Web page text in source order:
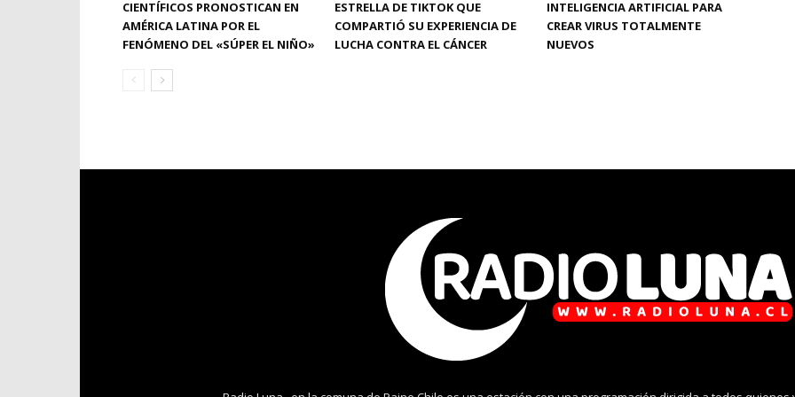
CIENTÍFICOS PRONOSTICAN EN
AMÉRICA LATINA POR EL
FENÓMENO DEL «SÚPER EL NIÑO»
ESTRELLA DE TIKTOK QUE
COMPARTIÓ SU EXPERIENCIA DE
LUCHA CONTRA EL CÁNCER
INTELIGENCIA ARTIFICIAL PARA
CREAR VIRUS TOTALMENTE
NUEVOS